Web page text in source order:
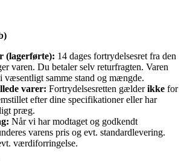
(lagerførte): 14 dages fortrydelsesret fra den
varen. Du betaler selv returfragten. Varen
væsentligt samme stand og mængde.
varer: Fortrydelsesretten gælderikke for
efter dine specifikationer eller har
præg.
Når vi har modtaget og godkendt
varens pris og evt. standardlevering.
værdiforringelse.